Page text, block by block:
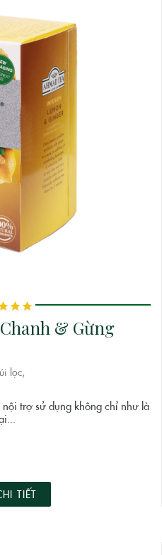
& Gừng
lọc,
trợ sử dụng không chỉ như là
TIẾT